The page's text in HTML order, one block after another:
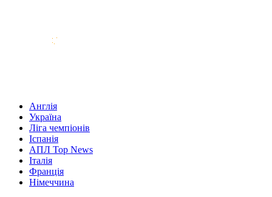
Англія
Україна
Ліга чемпіонів
Іспанія
АПЛ Top News
Італія
Франція
Німеччина